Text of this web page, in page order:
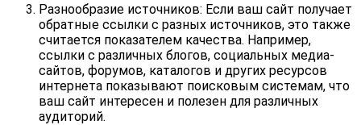
Разнообразие источников: Если ваш сайт получает
обратные ссылки с разных источников, это также
считается показателем качества. Например,
ссылки с различных блогов, социальных медиа-
сайтов, форумов, каталогов и других ресурсов
интернета показывают поисковым системам, что
ваш сайт интересен и полезен для различных
аудиторий.